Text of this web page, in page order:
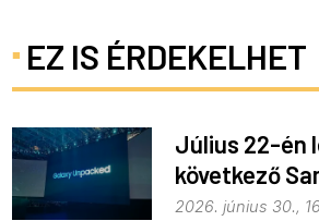
EZ IS ÉRDEKELHET
Július 22-én
következő
Unpacked –
2026. június 30.,